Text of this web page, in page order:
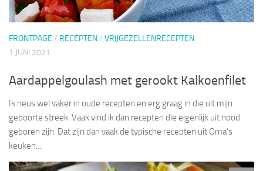
FRONTPAGE / RECEPTEN/ VRIJGEZELLENRECEPTEN
1 JUNI 2021
Aardappelgoulash met gerookt Kalkoenfilet
Ik neus wel vaker in oude recepten en erg graag in die uit mijn
geboorte streek. Vaak vind ik dan recepten die eigenlijk uit nood
geboren zijn. Dat zijn dan vaak de typische recepten uit Oma’s
keuken....